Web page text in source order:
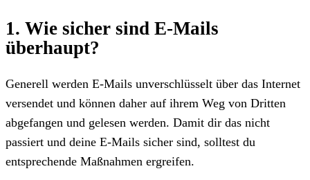
1. Wie sicher sind E-Mails
überhaupt?
Generell werden E-Mails unverschlüsselt über das Internet
versendet und können daher auf ihrem Weg von Dritten
abgefangen und gelesen werden. Damit dir das nicht
passiert und deine E-Mails sicher sind, solltest du
entsprechende Maßnahmen ergreifen.